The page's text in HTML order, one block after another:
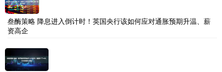
叁酶策略 降息进入倒计时！英国央行该如何应对通胀预期升温、薪
资高企